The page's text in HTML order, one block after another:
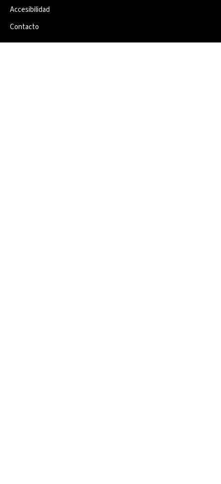
Accesibilidad
Contacto